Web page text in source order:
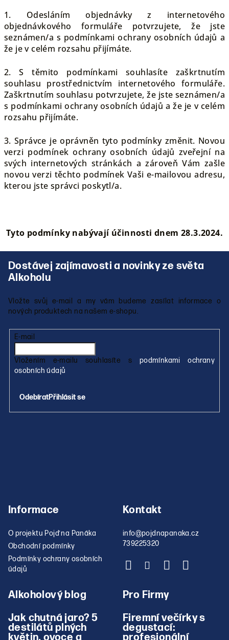
1. Odesláním objednávky z internetového
objednávkového formuláře potvrzujete, že jste
seznámen/a s podmínkami ochrany osobních údajů a
že je v celém rozsahu přijímáte.
2. S těmito podmínkami souhlasíte zaškrtnutím
souhlasu prostřednictvím internetového formuláře.
Zaškrtnutím souhlasu potvrzujete, že jste seznámen/a
s podmínkami ochrany osobních údajů a že je v celém
rozsahu přijímáte.
3. Správce je oprávněn tyto podmínky změnit. Novou
verzi podmínek ochrany osobních údajů zveřejní na
svých internetových stránkách a zároveň Vám zašle
novou verzi těchto podmínek Vaši e-mailovou adresu,
kterou jste správci poskytl/a.
Tyto podmínky nabývají účinnosti dnem 28.3.2024.
Vložte svůj e-mail a my vám budeme zasílat informace o
nových produktech na našem e-shopu.
E-mail
Vložením e-mailu souhlasíte s podmínkami ochrany
osobních údajů
Přihlásit se
Informace
O projektu Pojď na Panáka
Obchodní podmínky
Podmínky ochrany osobních
údajů
Kontakt
info@pojdnapanaka.cz
739225320
Alkoholový blog
Jak chutná jaro? 5
destilátů plných
květin, ovoce a
Pro Firmy
Firemní večírky s
degustací:
profesionální